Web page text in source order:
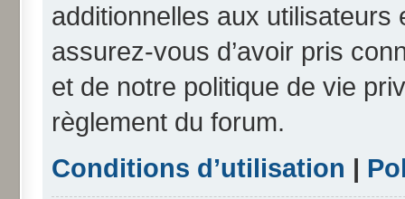
additionnelles aux
assurez-vous d’avoir pris
et de notre politique de vie
règlement du forum.
Conditions d’utilisation |